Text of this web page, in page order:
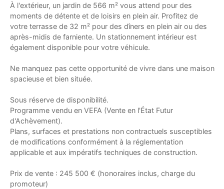
À l'extérieur, un jardin de 566 m² vous attend pour des
moments de détente et de loisirs en plein air. Profitez de
votre terrasse de 32 m² pour des dîners en plein air ou des
après-midis de farniente. Un stationnement intérieur est
également disponible pour votre véhicule.
Ne manquez pas cette opportunité de vivre dans une maison
spacieuse et bien située.
Sous réserve de disponibilité.
Programme vendu en VEFA (Vente en l'État Futur
d'Achèvement).
Plans, surfaces et prestations non contractuels susceptibles
de modifications conformément à la réglementation
applicable et aux impératifs techniques de construction.
Prix de vente : 245 500 € (honoraires inclus, charge du
promoteur)